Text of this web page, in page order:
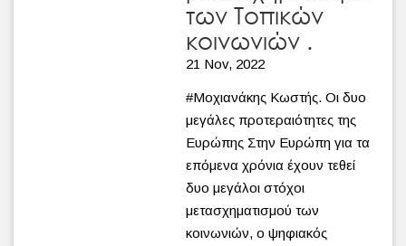
των Τοπικών
κοινωνιών .
21 Nov, 2022
#Μοχιανάκης Κωστής. Οι δυο
μεγάλες προτεραιότητες της
Ευρώπης Στην Ευρώπη για τα
επόμενα χρόνια έχουν τεθεί
δυο μεγάλοι στόχοι
μετασχηματισμού των
κοινωνιών, ο ψηφιακός